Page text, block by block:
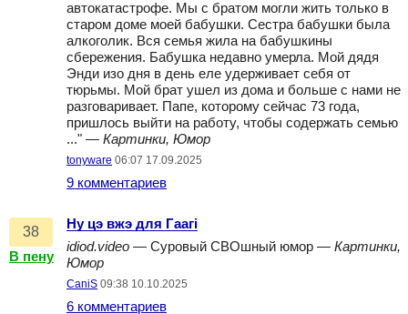
автокатастрофе. Мы с братом могли жить только в
старом доме моей бабушки. Сестра бабушки была
алкоголик. Вся семья жила на бабушкины
сбережения. Бабушка недавно умерла. Мой дядя
Энди изо дня в день еле удерживает себя от
тюрьмы. Мой брат ушел из дома и больше с нами не
разговаривает. Папе, которому сейчас 73 года,
пришлось выйти на работу, чтобы содержать семью
..." — Картинки, Юмор
tonyware 06:07 17.09.2025
9 комментариев
38
В пену
Ну цэ вжэ для Гаагi
idiod.video — Суровый СВОшный юмор — Картинки,
Юмор
CaniS 09:38 10.10.2025
6 комментариев